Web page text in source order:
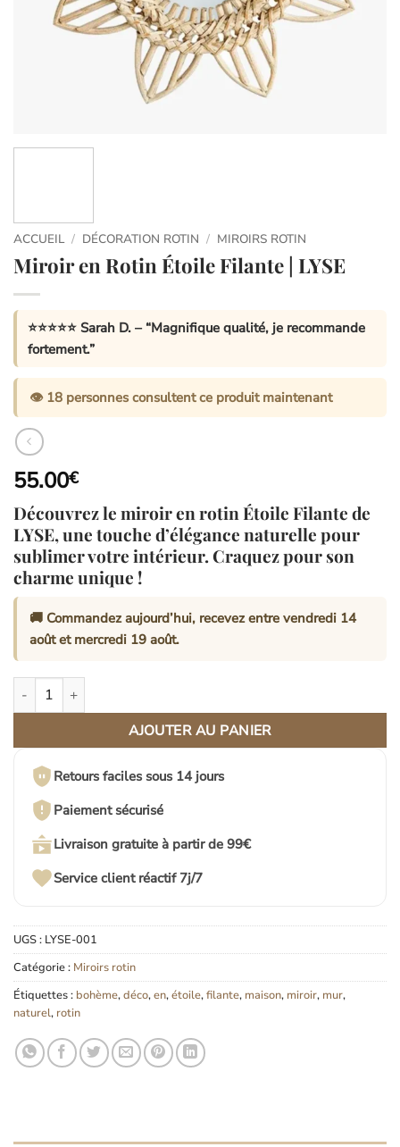
ACCUEIL / DÉCORATION ROTIN / MIROIRS ROTIN
Miroir en Rotin Étoile Filante | LYSE
⭐⭐⭐⭐⭐ Sarah D. – “Magnifique qualité, je recommande
fortement.”
👁️ 18 personnes consultent ce produit maintenant
55.00€
Découvrez le miroir en rotin Étoile Filante de
LYSE, une touche d’élégance naturelle pour
sublimer votre intérieur. Craquez pour son
charme unique !
🚚 Commandez aujourd’hui, recevez entre vendredi 14
aoûtet mercredi 19 août.
quantité de Miroir en Rotin Étoile Filante | LYSE
AJOUTER AU PANIER
Retours faciles sous 14 jours
Paiement sécurisé
Livraison gratuite à partir de 99€
Service client réactif 7j/7
UGS : LYSE-001
Catégorie : Miroirs rotin
Étiquettes : bohème,déco,en,étoile,filante, maison, miroir, mur,
naturel, rotin